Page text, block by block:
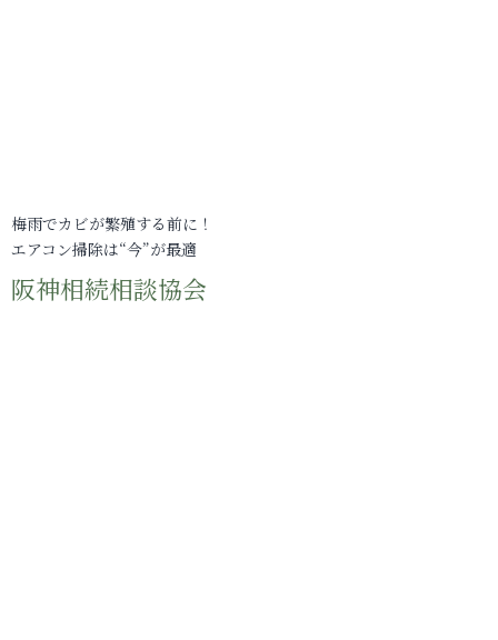
梅雨でカビが繁殖する前に！
エアコン掃除は“今”が最適
阪神相続相談協会